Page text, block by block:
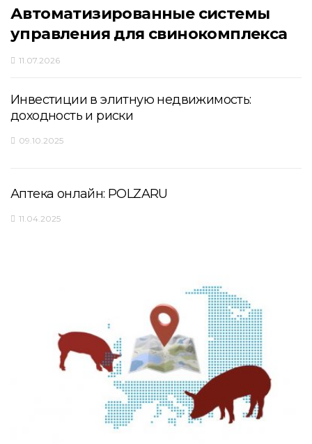
Автоматизированные системы
управления для свинокомплекса
11.07.2026
Инвестиции в элитную недвижимость:
доходность и риски
09.10.2025
Аптека онлайн: POLZARU
11.04.2025